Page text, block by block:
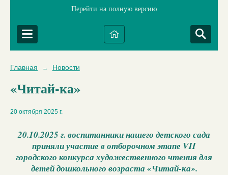
Перейти на полную версию
Главная → Новости
«Читай-ка»
20 октября 2025 г.
20.10.2025 г. воспитанники нашего детского сада
приняли участие в отборочном этапе VII
городского конкурса художественного чтения для
детей дошкольного возраста «Читай-ка».